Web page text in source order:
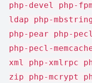
php-devel php-
ldap php-
php-pear php-
php-pecl-
xml php-xmlrpc
zip php-mcrypt